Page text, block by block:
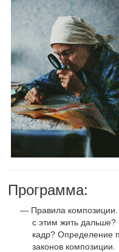
Программа:
Правила
с этим жить дальше?
кадр? Определение
законов композиции.